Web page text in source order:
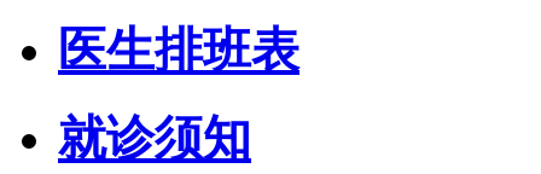
医生排班表
就诊须知